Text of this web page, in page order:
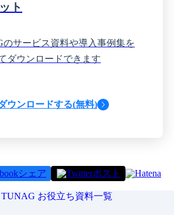
ト
のサービス資料や導入事例集を
ダウンロードできます
ウンロードする(無料)
シェア ポスト